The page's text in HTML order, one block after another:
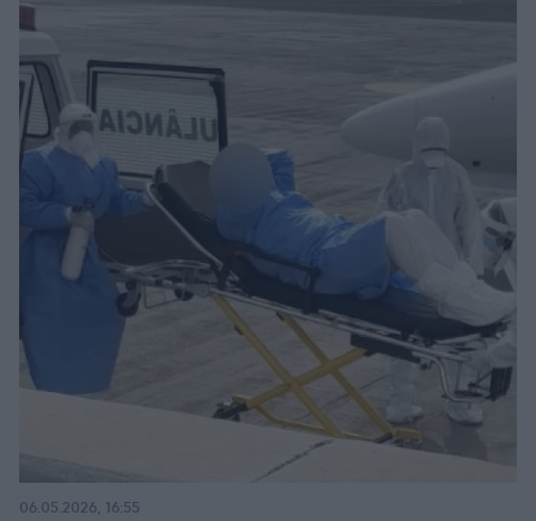
06.05.2026, 16:55